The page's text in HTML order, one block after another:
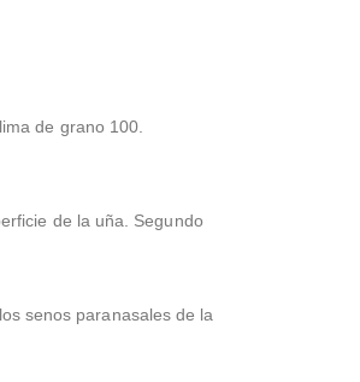
de grano 100.
de la uña. Segundo
senos paranasales de la